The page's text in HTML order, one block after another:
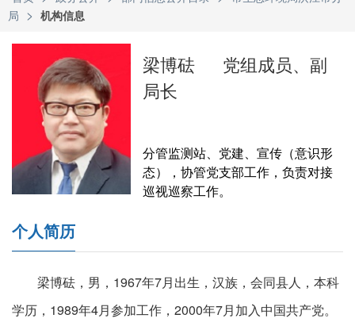
局 > 机构信息
梁博砝
党组成员、副
局长
分管监测站、党建、宣传（意识形
态），协管党支部工作，负责对接
巡视巡察工作。
个人简历
梁博砝，男，1967年7月出生，汉族，会同县人，本科
学历，1989年4月参加工作，2000年7月加入中国共产党。